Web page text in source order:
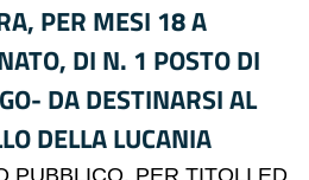
PER MESI 18 A
DI N. 1 POSTO DI
DA DESTINARSI AL
DELLA LUCANIA
PUBBLICO, PER TITOLI ED